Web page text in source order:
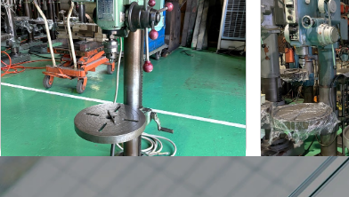
卓上ボール盤
メーカー 吉良
形 式KRT-340
式-
直立ボー
メーカー
形 式
年 式-